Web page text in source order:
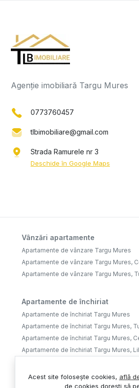
Agenție imobiliară Targu Mures
0773760457
tlbimobiliare@gmail.com
Strada Ramurele nr 3
Deschide în Google Maps
Vânzări apartamente
Apartamente de vânzare Targu Mures
Apartamente de vânzare Targu Mures,
Apartamente de vânzare Targu Mures,
Apartamente de închiriat
Apartamente de închiriat Targu Mures
Apartamente de închiriat Targu Mures,
Apartamente de închiriat Targu Mures,
Apartamente de închiriat Targu Mures,
Apartamente de închiriat Targu Mures, 7
Acest site folosește cookies, află
de cookies dorești să